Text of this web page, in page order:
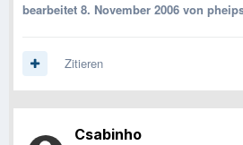
bearbeitet 8. November 2006 von
Zitieren
Csabinho